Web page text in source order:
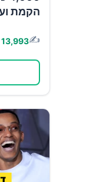
הקמת
✍️
13,993